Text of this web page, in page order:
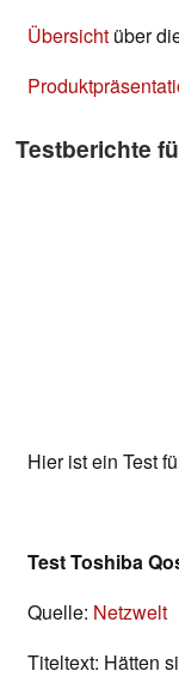
Übersicht über
Testberichte
Hier ist ein Test
Test Toshiba
Quelle: Netzwelt
Titeltext: Hätten